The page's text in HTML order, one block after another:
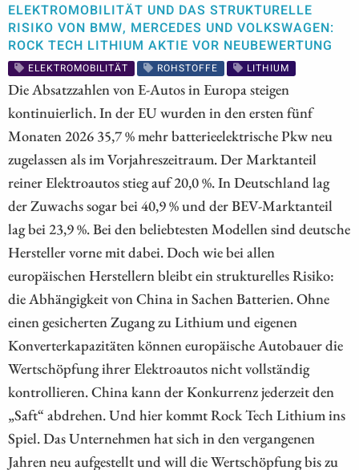
ELEKTROMOBILITÄT UND DAS STRUKTURELLE
RISIKO VON BMW, MERCEDES UND VOLKSWAGEN:
ROCK TECH LITHIUM AKTIE VOR NEUBEWERTUNG
ELEKTROMOBILITÄT ROHSTOFFE LITHIUM
Die Absatzzahlen von E-Autos in Europa steigen
kontinuierlich. In der EU wurden in den ersten fünf
Monaten 2026 35,7 % mehr batterieelektrische Pkw neu
zugelassen als im Vorjahreszeitraum. Der Marktanteil
reiner Elektroautos stieg auf 20,0 %. In Deutschland lag
der Zuwachs sogar bei 40,9 % und der BEV-Marktanteil
lag bei 23,9 %. Bei den beliebtesten Modellen sind deutsche
Hersteller vorne mit dabei. Doch wie bei allen
europäischen Herstellern bleibt ein strukturelles Risiko:
die Abhängigkeit von China in Sachen Batterien. Ohne
einen gesicherten Zugang zu Lithium und eigenen
Konverterkapazitäten können europäische Autobauer die
Wertschöpfung ihrer Elektroautos nicht vollständig
kontrollieren. China kann der Konkurrenz jederzeit den
„Saft“ abdrehen. Und hier kommt Rock Tech Lithium ins
Spiel. Das Unternehmen hat sich in den vergangenen
Jahren neu aufgestellt und will die Wertschöpfung bis zu